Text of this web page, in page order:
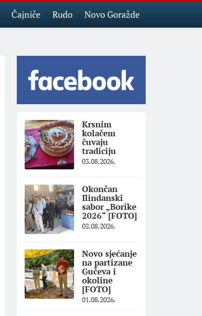
Čajniče Rudo Novo Goražde
Krsnim
kolačem
čuvaju
tradiciju
03.08.2026.
Okončan
Ilindanski
sabor „Borike
2026“ [FOTO]
02.08.2026.
Novo sjećanje
na partizane
Gučeva i
okoline
[FOTO]
01.08.2026.